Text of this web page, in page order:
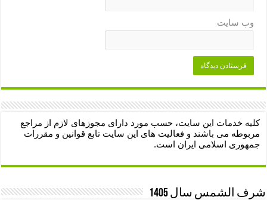
وب‌ سایت
کلیه خدمات این سایت، حسب مورد دارای مجوزهای لازم از مراجع
مربوطه می باشند و فعالیت های این سایت تابع قوانین و مقررات
جمهوری اسلامی ایران است.
شرف الشمس سال 1405